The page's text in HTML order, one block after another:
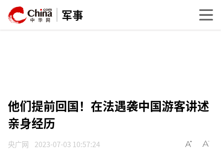
军事
他们提前回国！在法遇袭中国游客讲述
亲身经历
央广网 2023-07-03 10:57:24